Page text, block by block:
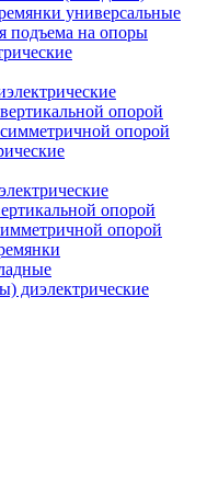
универсальные
подъема на опоры
опорой
опорой
опорой
опорой
диэлектрические